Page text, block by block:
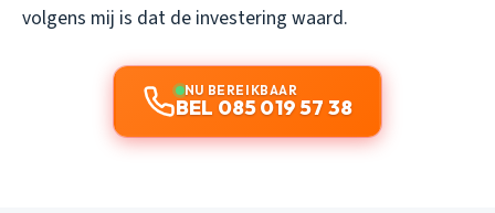
volgens mij is dat de investering waard.
NU BEREIKBAAR
BEL 085 019 57 38